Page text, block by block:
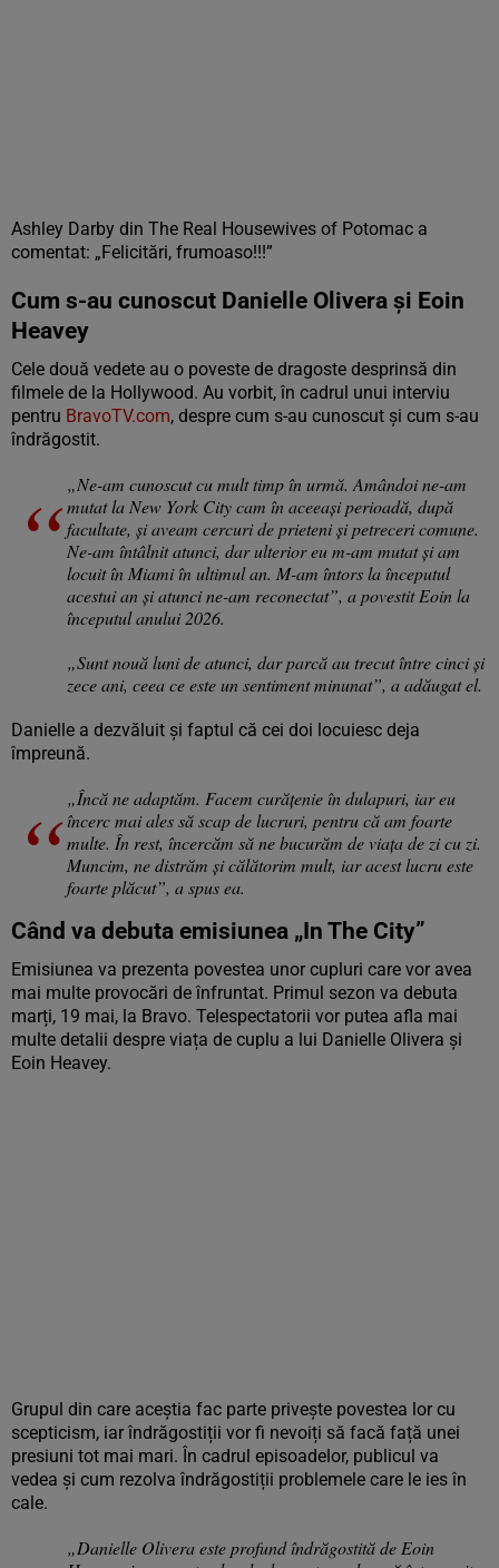
Ashley Darby din The Real Housewives of Potomac a
comentat: „Felicitări, frumoaso!!!”
Cum s-au cunoscut Danielle Olivera și Eoin
Heavey
Cele două vedete au o poveste de dragoste desprinsă din
filmele de la Hollywood. Au vorbit, în cadrul unui interviu
pentru BravoTV.com, despre cum s-au cunoscut și cum s-au
îndrăgostit.
„Ne-am cunoscut cu mult timp în urmă. Amândoi ne-am
mutat la New York City cam în aceeași perioadă, după
facultate, și aveam cercuri de prieteni și petreceri comune.
Ne-am întâlnit atunci, dar ulterior eu m-am mutat și am
locuit în Miami în ultimul an. M-am întors la începutul
acestui an și atunci ne-am reconectat”, a povestit Eoin la
începutul anului 2026.
„Sunt nouă luni de atunci, dar parcă au trecut între cinci și
zece ani, ceea ce este un sentiment minunat”, a adăugat el.
Danielle a dezvăluit și faptul că cei doi locuiesc deja
împreună.
„Încă ne adaptăm. Facem curățenie în dulapuri, iar eu
încerc mai ales să scap de lucruri, pentru că am foarte
multe. În rest, încercăm să ne bucurăm de viața de zi cu zi.
Muncim, ne distrăm și călătorim mult, iar acest lucru este
foarte plăcut”, a spus ea.
Când va debuta emisiunea „In The City”
Emisiunea va prezenta povestea unor cupluri care vor avea
mai multe provocări de înfruntat. Primul sezon va debuta
marți, 19 mai, la Bravo. Telespectatorii vor putea afla mai
multe detalii despre viața de cuplu a lui Danielle Olivera și
Eoin Heavey.
Grupul din care aceștia fac parte privește povestea lor cu
scepticism, iar îndrăgostiții vor fi nevoiți să facă față unei
presiuni tot mai mari. În cadrul episoadelor, publicul va
vedea și cum rezolva îndrăgostiții problemele care le ies în
cale.
„Danielle Olivera este profund îndrăgostită de Eoin